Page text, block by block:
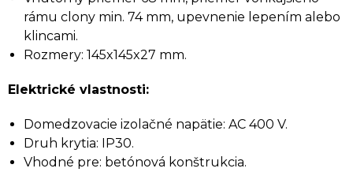
rámu clony min. 74 mm, upevnenie lepením alebo
klincami.
Rozmery: 145x145x27 mm.
Elektrické vlastnosti:
Domedzovacie izolačné napätie: AC 400 V.
Druh krytia: IP30.
Vhodné pre: betónová konštrukcia.